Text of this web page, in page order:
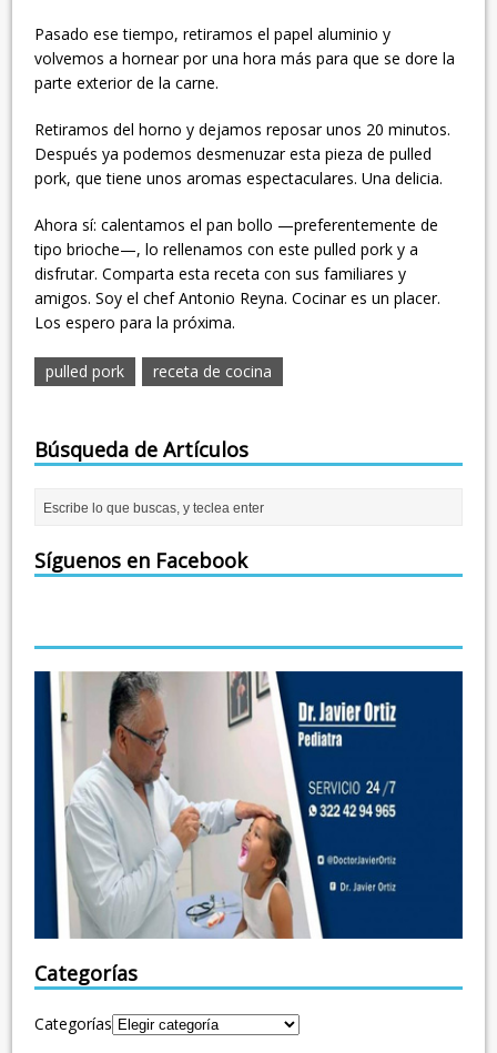
Pasado ese tiempo, retiramos el papel aluminio y
volvemos a hornear por una hora más para que se dore la
parte exterior de la carne.
Retiramos del horno y dejamos reposar unos 20 minutos.
Después ya podemos desmenuzar esta pieza de pulled
pork, que tiene unos aromas espectaculares. Una delicia.
Ahora sí: calentamos el pan bollo —preferentemente de
tipo brioche—, lo rellenamos con este pulled pork y a
disfrutar. Comparta esta receta con sus familiares y
amigos. Soy el chef Antonio Reyna. Cocinar es un placer.
Los espero para la próxima.
pulled pork receta de cocina
Búsqueda de Artículos
Síguenos en Facebook
Categorías
Categorías